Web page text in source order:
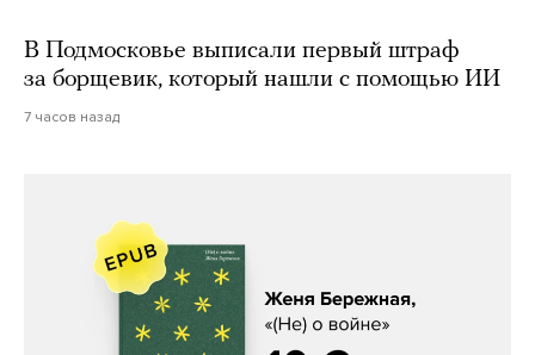
В Подмосковье выписали первый штраф
за борщевик, который нашли с помощью ИИ
7 часов назад